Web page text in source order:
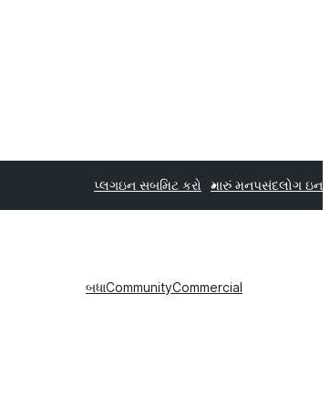
પ્લગઇન સબમિટ કરો મારું મનપસંદલોગ ઇન
બધાCommunityCommercial